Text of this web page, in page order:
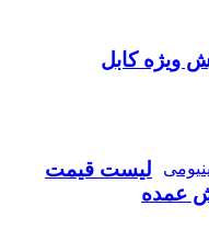
ویژه کابل
لیست قیمت
عمده